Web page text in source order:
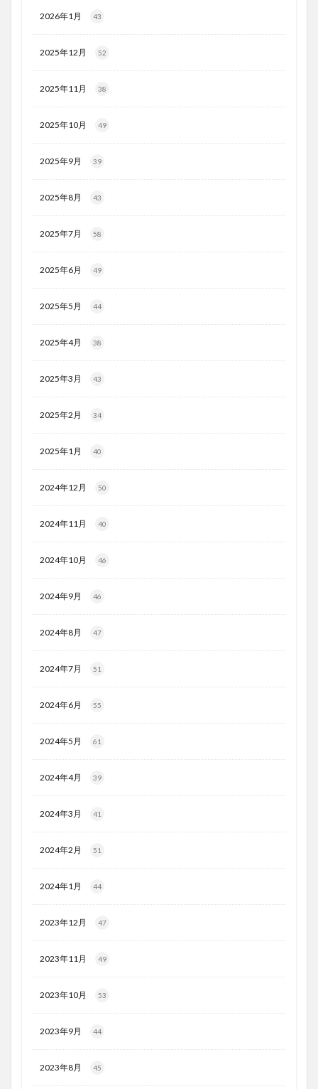
2026年1月 43
2025年12月 52
2025年11月 38
2025年10月 49
2025年9月 39
2025年8月 43
2025年7月 58
2025年6月 49
2025年5月 44
2025年4月 38
2025年3月 43
2025年2月 34
2025年1月 40
2024年12月 50
2024年11月 40
2024年10月 46
2024年9月 46
2024年8月 47
2024年7月 51
2024年6月 55
2024年5月 61
2024年4月 39
2024年3月 41
2024年2月 51
2024年1月 44
2023年12月 47
2023年11月 49
2023年10月 53
2023年9月 44
2023年8月 45